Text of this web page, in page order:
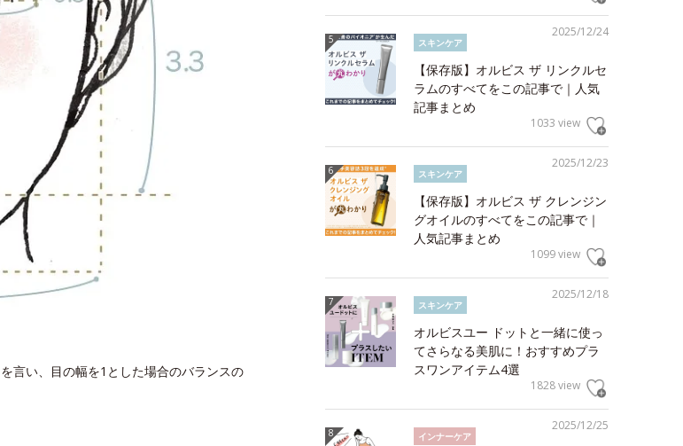
を言い、目の幅を1とした場合のバランスの
2025/12/24
スキンケア
【保存版】オルビス ザ リンクルセ
ラムのすべてをこの記事で｜人気
記事まとめ
1033 view
2025/12/23
スキンケア
【保存版】オルビス ザ クレンジン
グオイルのすべてをこの記事で｜
人気記事まとめ
1099 view
2025/12/18
スキンケア
オルビスユー ドットと一緒に使っ
てさらなる美肌に！おすすめプラ
スワンアイテム4選
1828 view
2025/12/25
インナーケア